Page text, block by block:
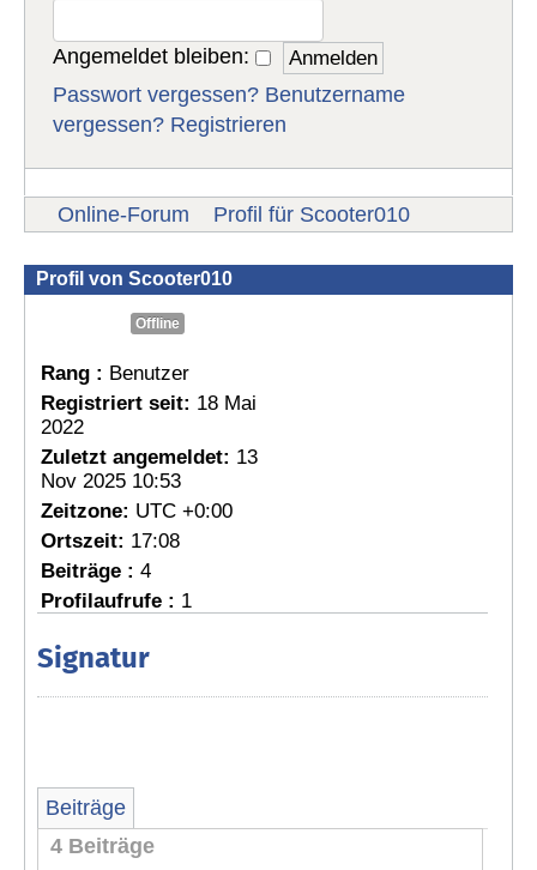
Angemeldet bleiben:
Passwort vergessen? Benutzername
vergessen? Registrieren
Online-Forum Profil für Scooter010
Profil von Scooter010
Offline
Rang : Benutzer
Registriert seit: 18 Mai
2022
Zuletzt angemeldet: 13
Nov 2025 10:53
Zeitzone: UTC +0:00
Ortszeit: 17:08
Beiträge : 4
Profilaufrufe : 1
Signatur
Beiträge
4 Beiträge